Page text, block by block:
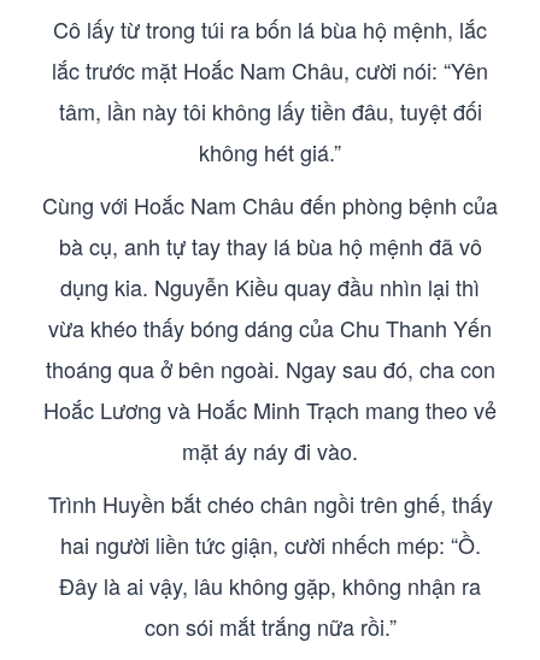
Cô lấy từ trong túi ra bốn lá bùa hộ mệnh, lắc
lắc trước mặt Hoắc Nam Châu, cười nói: “Yên
tâm, lần này tôi không lấy tiền đâu, tuyệt đối
không hét giá.”
Cùng với Hoắc Nam Châu đến phòng bệnh của
bà cụ, anh tự tay thay lá bùa hộ mệnh đã vô
dụng kia. Nguyễn Kiều quay đầu nhìn lại thì
vừa khéo thấy bóng dáng của Chu Thanh Yến
thoáng qua ở bên ngoài. Ngay sau đó, cha con
Hoắc Lương và Hoắc Minh Trạch mang theo vẻ
mặt áy náy đi vào.
Trình Huyền bắt chéo chân ngồi trên ghế, thấy
hai người liền tức giận, cười nhếch mép: “Ồ.
Đây là ai vậy, lâu không gặp, không nhận ra
con sói mắt trắng nữa rồi.”